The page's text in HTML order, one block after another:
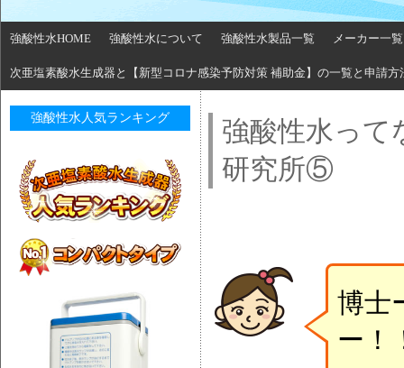
強酸性水HOME 強酸性水について 強酸性水製品一覧 メーカー一覧
次亜塩素酸水生成器と【新型コロナ感染予防対策 補助金】の一覧と申請方
強酸性水人気ランキング
強酸性水って
研究所⑤
博士
ー！